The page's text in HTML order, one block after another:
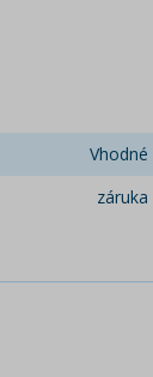
Vhodné
záruka